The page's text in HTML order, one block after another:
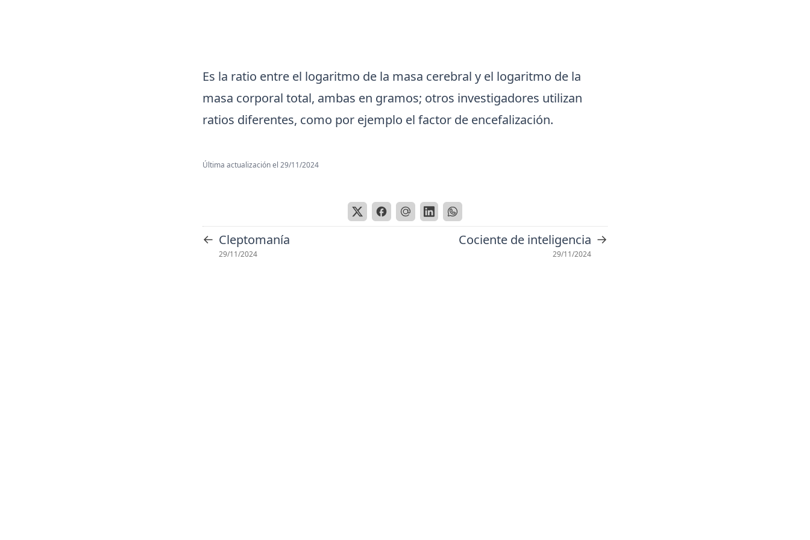
Es la ratio entre el logaritmo de la masa cerebral y el logaritmo de la
masa corporal total, ambas en gramos; otros investigadores utilizan
ratios diferentes, como por ejemplo el factor de encefalización.
Última actualización el 29/11/2024
← Cleptomanía
29/11/2024
Cociente de inteligencia
29/11/2024
→